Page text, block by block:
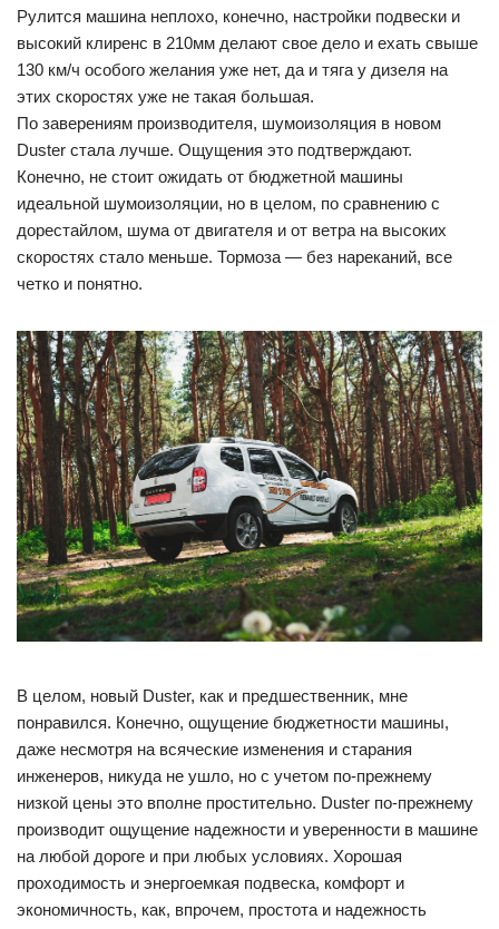
Рулится машина неплохо, конечно, настройки подвески и
высокий клиренс в 210мм делают свое дело и ехать свыше
130 км/ч особого желания уже нет, да и тяга у дизеля на
этих скоростях уже не такая большая.
По заверениям производителя, шумоизоляция в новом
Duster стала лучше. Ощущения это подтверждают.
Конечно, не стоит ожидать от бюджетной машины
идеальной шумоизоляции, но в целом, по сравнению с
дорестайлом, шума от двигателя и от ветра на высоких
скоростях стало меньше. Тормоза — без нареканий, все
четко и понятно.
В целом, новый Duster, как и предшественник, мне
понравился. Конечно, ощущение бюджетности машины,
даже несмотря на всяческие изменения и старания
инженеров, никуда не ушло, но с учетом по-прежнему
низкой цены это вполне простительно. Duster по-прежнему
производит ощущение надежности и уверенности в машине
на любой дороге и при любых условиях. Хорошая
проходимость и энергоемкая подвеска, комфорт и
экономичность, как, впрочем, простота и надежность